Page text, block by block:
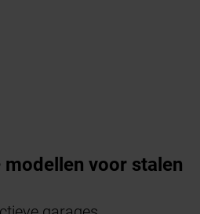
modellen voor stalen